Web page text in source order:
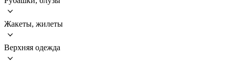
Жакеты, жилеты
Верхняя одежда